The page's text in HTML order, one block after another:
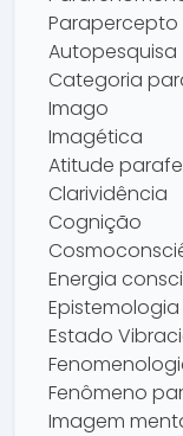
Parapercepto
Autopesquisa
Categoria
Imago
Imagética
Atitude
Clarividência
Cognição
Energia
Epistemologia
Estado
Fenômeno
Imagem